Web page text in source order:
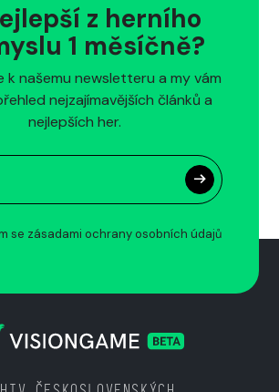
z herního
1 měsíčně?
k našemu newsletteru a my vám
nejzajímavějších článků a
nejlepších her.
se zásadami ochrany osobních údajů